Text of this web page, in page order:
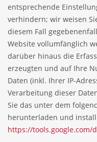
entsprechende
verhindern; wir weisen
diesem Fall
Website vollumfänglich
darüber hinaus die
erzeugten und auf Ihre
Daten (inkl. Ihrer IP-
Verarbeitung dieser
Sie das unter dem
herunterladen und
https://tools.google.com/